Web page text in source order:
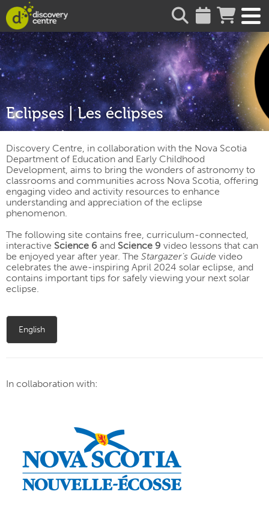
Eclipses | Les éclipses
Discovery Centre, in collaboration with the Nova Scotia
Department of Education and Early Childhood
Development, aims to bring the wonders of astronomy to
classrooms and communities across Nova Scotia, offering
engaging video and activity resources to enhance
understanding and appreciation of the eclipse
phenomenon.
The following site contains free, curriculum-connected,
interactive Science 6 and Science 9 video lessons that can
be enjoyed year after year. The Stargazer’s Guide video
celebrates the awe-inspiring April 2024 solar eclipse, and
contains important tips for safely viewing your next solar
eclipse.
English
In collaboration with: